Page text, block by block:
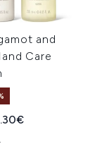
and
Care
cenacena: